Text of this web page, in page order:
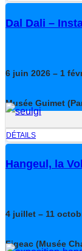
Dal Dali –
6 juin 2026 – 1
Musée Guimet
DÉTAILS
Hangeul, la
4 juillet – 11
Figeac (Musée